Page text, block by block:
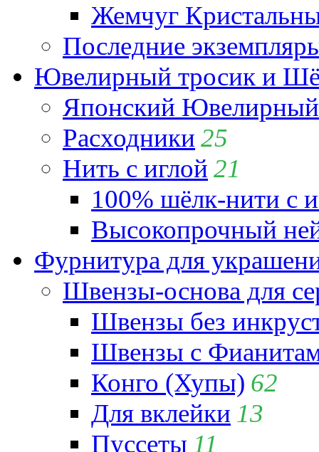
Жемчуг
Последние
Ювелирный тросик и
Японский
Расходники 25
Нить с иглой 21
100% шёлк-нити с
Высокопрочный
Фурнитура для
Швензы-основа для
Швензы без
Швензы с
Конго (Хупы) 62
Для вклейки 13
Пуссеты 11